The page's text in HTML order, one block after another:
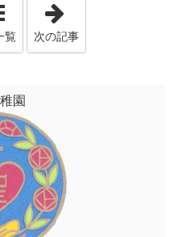
覧 次の記事
園